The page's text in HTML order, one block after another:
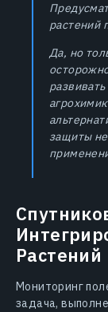
растений
Да, но
защиты
Растений
Мониторинг
задача,